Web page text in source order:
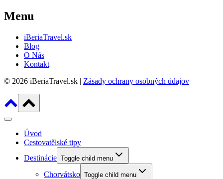
Menu
iBeriaTravel.sk
Blog
O Nás
Kontakt
© 2026 iBeriaTravel.sk | Zásady ochrany osobných údajov
Úvod
Cestovatělské tipy
Destinácie Toggle child menu
Chorvátsko Toggle child menu